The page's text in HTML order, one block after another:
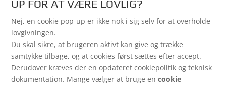
UP FOR AT VÆRE LOVLIG?
Nej, en cookie pop-up er ikke nok i sig selv for at overholde
lovgivningen.
Du skal sikre, at brugeren aktivt kan give og trække
samtykke tilbage, og at cookies først sættes efter accept.
Derudover kræves der en opdateret cookiepolitik og teknisk
dokumentation. Mange vælger at bruge encookie